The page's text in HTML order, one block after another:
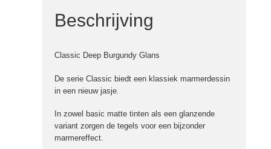
Beschrijving
Classic Deep Burgundy Glans
De serie Classic biedt een klassiek marmerdessin
in een nieuw jasje.
In zowel basic matte tinten als een glanzende
variant zorgen de tegels voor een bijzonder
marmereffect.